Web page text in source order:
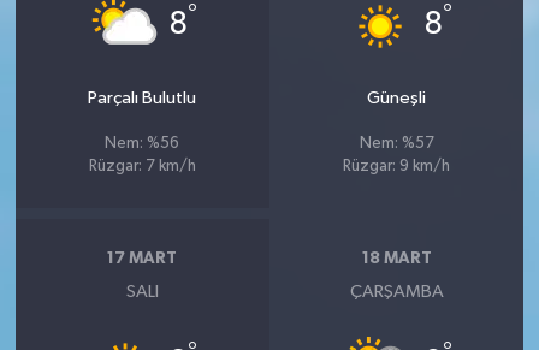
8°
Parçalı Bulutlu
Nem: %56
Rüzgar: 7 km/h
8°
Güneşli
Nem: %57
Rüzgar: 9 km/h
17 MART
SALI
18 MART
ÇARŞAMBA